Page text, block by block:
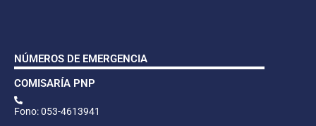
NÚMEROS DE EMERGENCIA
COMISARÍA PNP
Fono: 053-4613941